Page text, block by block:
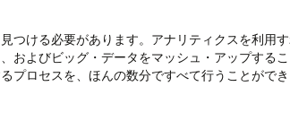
つける必要があります。アナリティクスを利用
およびビッグ・データをマッシュ・アップする
プロセスを、ほんの数分ですべて行うことができ